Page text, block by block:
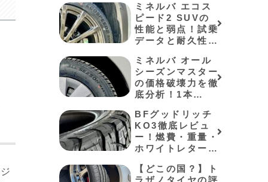
ミネルバ エコス
ピード2 SUVの
性能と弱点！試乗
データと耐久性を
ミネルバ オール
シーズンマスター
の価格破壊力を徹
底分析！1本
アイスバーンでの
弱点
BFグッドリッチ
KO3徹底レビュ
ー！燃費・重量・
ホワイトレターの
を公開
【どこの国？】ト
ラザノタイヤの評